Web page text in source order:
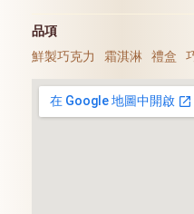
品項
鮮製巧克力
霜淇淋 禮盒